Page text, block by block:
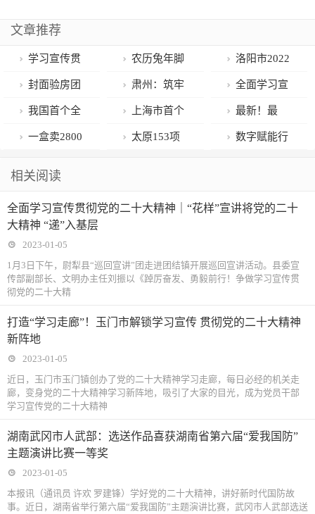
文章推荐
学习宣传贯
彻党的二十大
精神|广川街道
持续推动党的
深走实
农历兔年脚
步临近，新年
饰品供需两旺
洛阳市2022
年生态环境保
护成绩优异，
水环境质量排
封面验房团
丨入户门门框
灌浆，验房师
肃州：筑牢
民生“压舱石”
谱写发展“新篇
全面学习宣
传贯彻党的二
十大精神｜“花
“递”入基层
我国首个全
息数字电网在
上海市首个
绿色出行碳普
最新！最
全！新冠病毒
一盒卖2800
冠仿制药检出
情者：代工厂
很贪婪，不在
乎人命
太原153项 数字赋能行
业协会
相关阅读
全面学习宣传贯彻党的二十大精神｜“花样”宣讲将党的二十
大精神 “递”入基层
2023-01-05
1月3日下午，尉犁县“巡回宣讲”团走进团结镇开展巡回宣讲活动。县委宣
传部副部长、文明办主任刘振以《踔厉奋发、勇毅前行！争做学习宣传贯
彻党的二十大精
打造“学习走廊”！玉门市解锁学习宣传 贯彻党的二十大精神
新阵地
2023-01-05
近日，玉门市玉门镇创办了党的二十大精神学习走廊，每日必经的机关走
廊，变身党的二十大精神学习新阵地，吸引了大家的目光，成为党员干部
学习宣传党的二十大精神
湖南武冈市人武部：选送作品喜获湖南省第六届“爱我国防”
主题演讲比赛一等奖
2023-01-05
本报讯（通讯员 许欢 罗建锋）学好党的二十大精神，讲好新时代国防故
事。近日，湖南省举行第六届“爱我国防”主题演讲比赛，武冈市人武部选送